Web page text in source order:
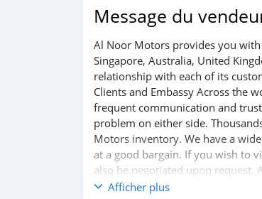
Message du
Al Noor Motors provides you with
Singapore, Australia, United
relationship with each of its
Clients and Embassy Across the
frequent communication and
problem on either side.
Motors inventory. We have a
at a good bargain. If you wish to
also be negotiated upon request.
Afficher plus